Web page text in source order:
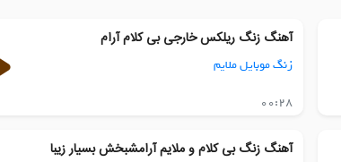
آهنگ زنگ ریلکس خارجی بی کلام آرام
زنگ موبایل ملایم
00:28
آهنگ زنگ بی کلام و ملایم آرامشبخش بسیار زیبا